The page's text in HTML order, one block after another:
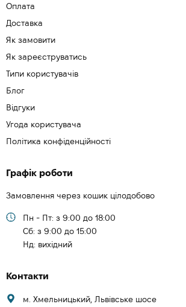
Оплата
Доставка
Як замовити
Як зареєструватись
Типи користувачів
Блог
Відгуки
Угода користувача
Політика конфіденційності
Графік роботи
Замовлення через кошик цілодобово
Пн - Пт: з 9:00 до 18:00
Cб: з 9:00 до 15:00
Нд: вихідний
Контакти
м. Хмельницький, Львівське шосе